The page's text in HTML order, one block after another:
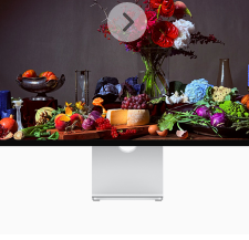
上
一
张
图
下
一
张
图